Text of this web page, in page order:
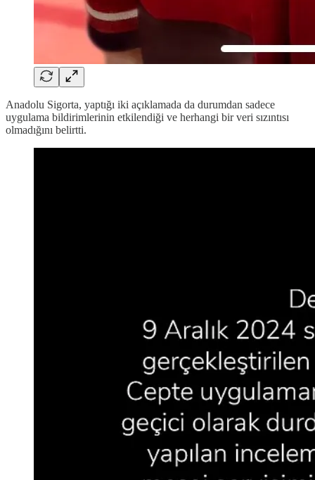
Anadolu Sigorta, yaptığı iki açıklamada da durumdan sadece
uygulama bildirimlerinin etkilendiği ve herhangi bir veri sızıntısı
olmadığını belirtti.